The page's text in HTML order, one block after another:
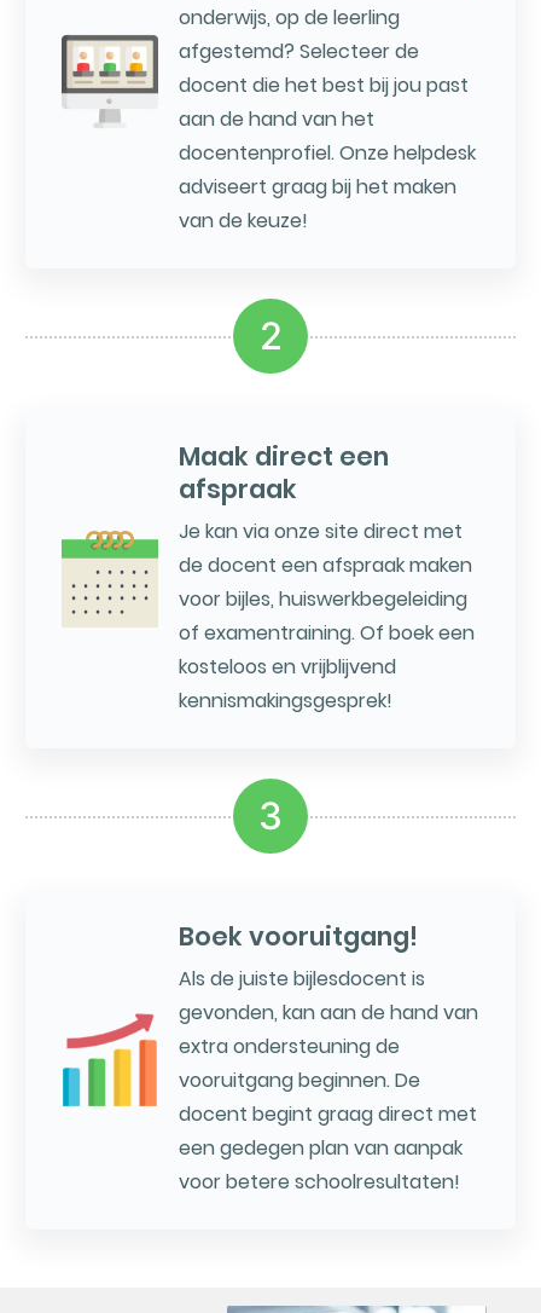
onderwijs, op de leerling
afgestemd? Selecteer de
docent die het best bij jou past
aan de hand van het
docentenprofiel. Onze helpdesk
adviseert graag bij het maken
van de keuze!
2
Maak direct een
afspraak
Je kan via onze site direct met
de docent een afspraak maken
voor bijles, huiswerkbegeleiding
of examentraining. Of boek een
kosteloos en vrijblijvend
kennismakingsgesprek!
3
Boek vooruitgang!
Als de juiste bijlesdocent is
gevonden, kan aan de hand van
extra ondersteuning de
vooruitgang beginnen. De
docent begint graag direct met
een gedegen plan van aanpak
voor betere schoolresultaten!